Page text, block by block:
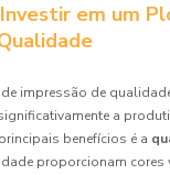
em um
impressão de
a
benefícios é a
proporcionam cores